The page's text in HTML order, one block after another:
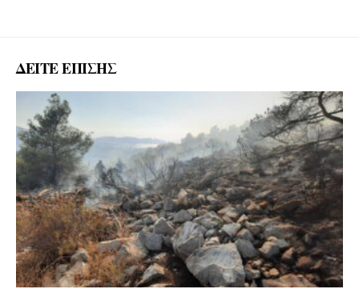
ΔΕΙΤΕ ΕΠΙΣΗΣ